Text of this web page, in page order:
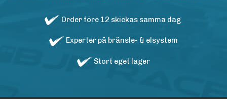
Order före 12 skickas samma dag
Experter på bränsle- & elsystem
Stort eget lager